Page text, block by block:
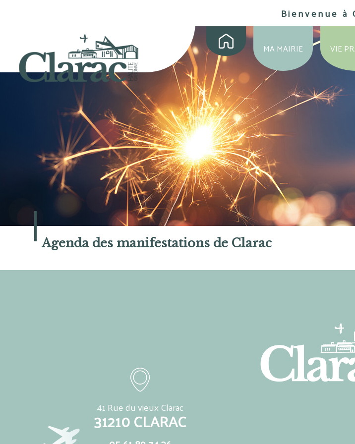
Bienvenue à
MA MAIRIE VIE
Agenda des manifestations de Clarac
41 Rue du vieux Clarac
31210 CLARAC